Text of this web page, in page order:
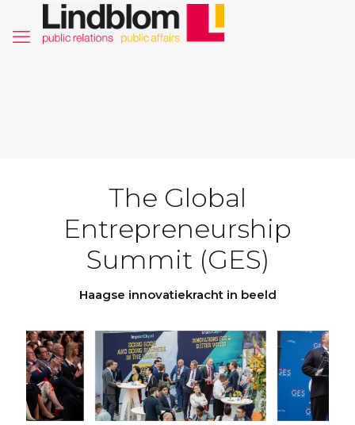
The Global
Entrepreneurship
Summit (GES)
Haagse innovatiekracht in beeld